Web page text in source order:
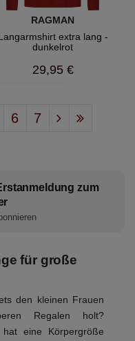
RAGMAN
extra lang -
dunkelrot
29,95 €
6 7
zum
für große
den kleinen Frauen
Regalen holt?
hat eine Körpergröße